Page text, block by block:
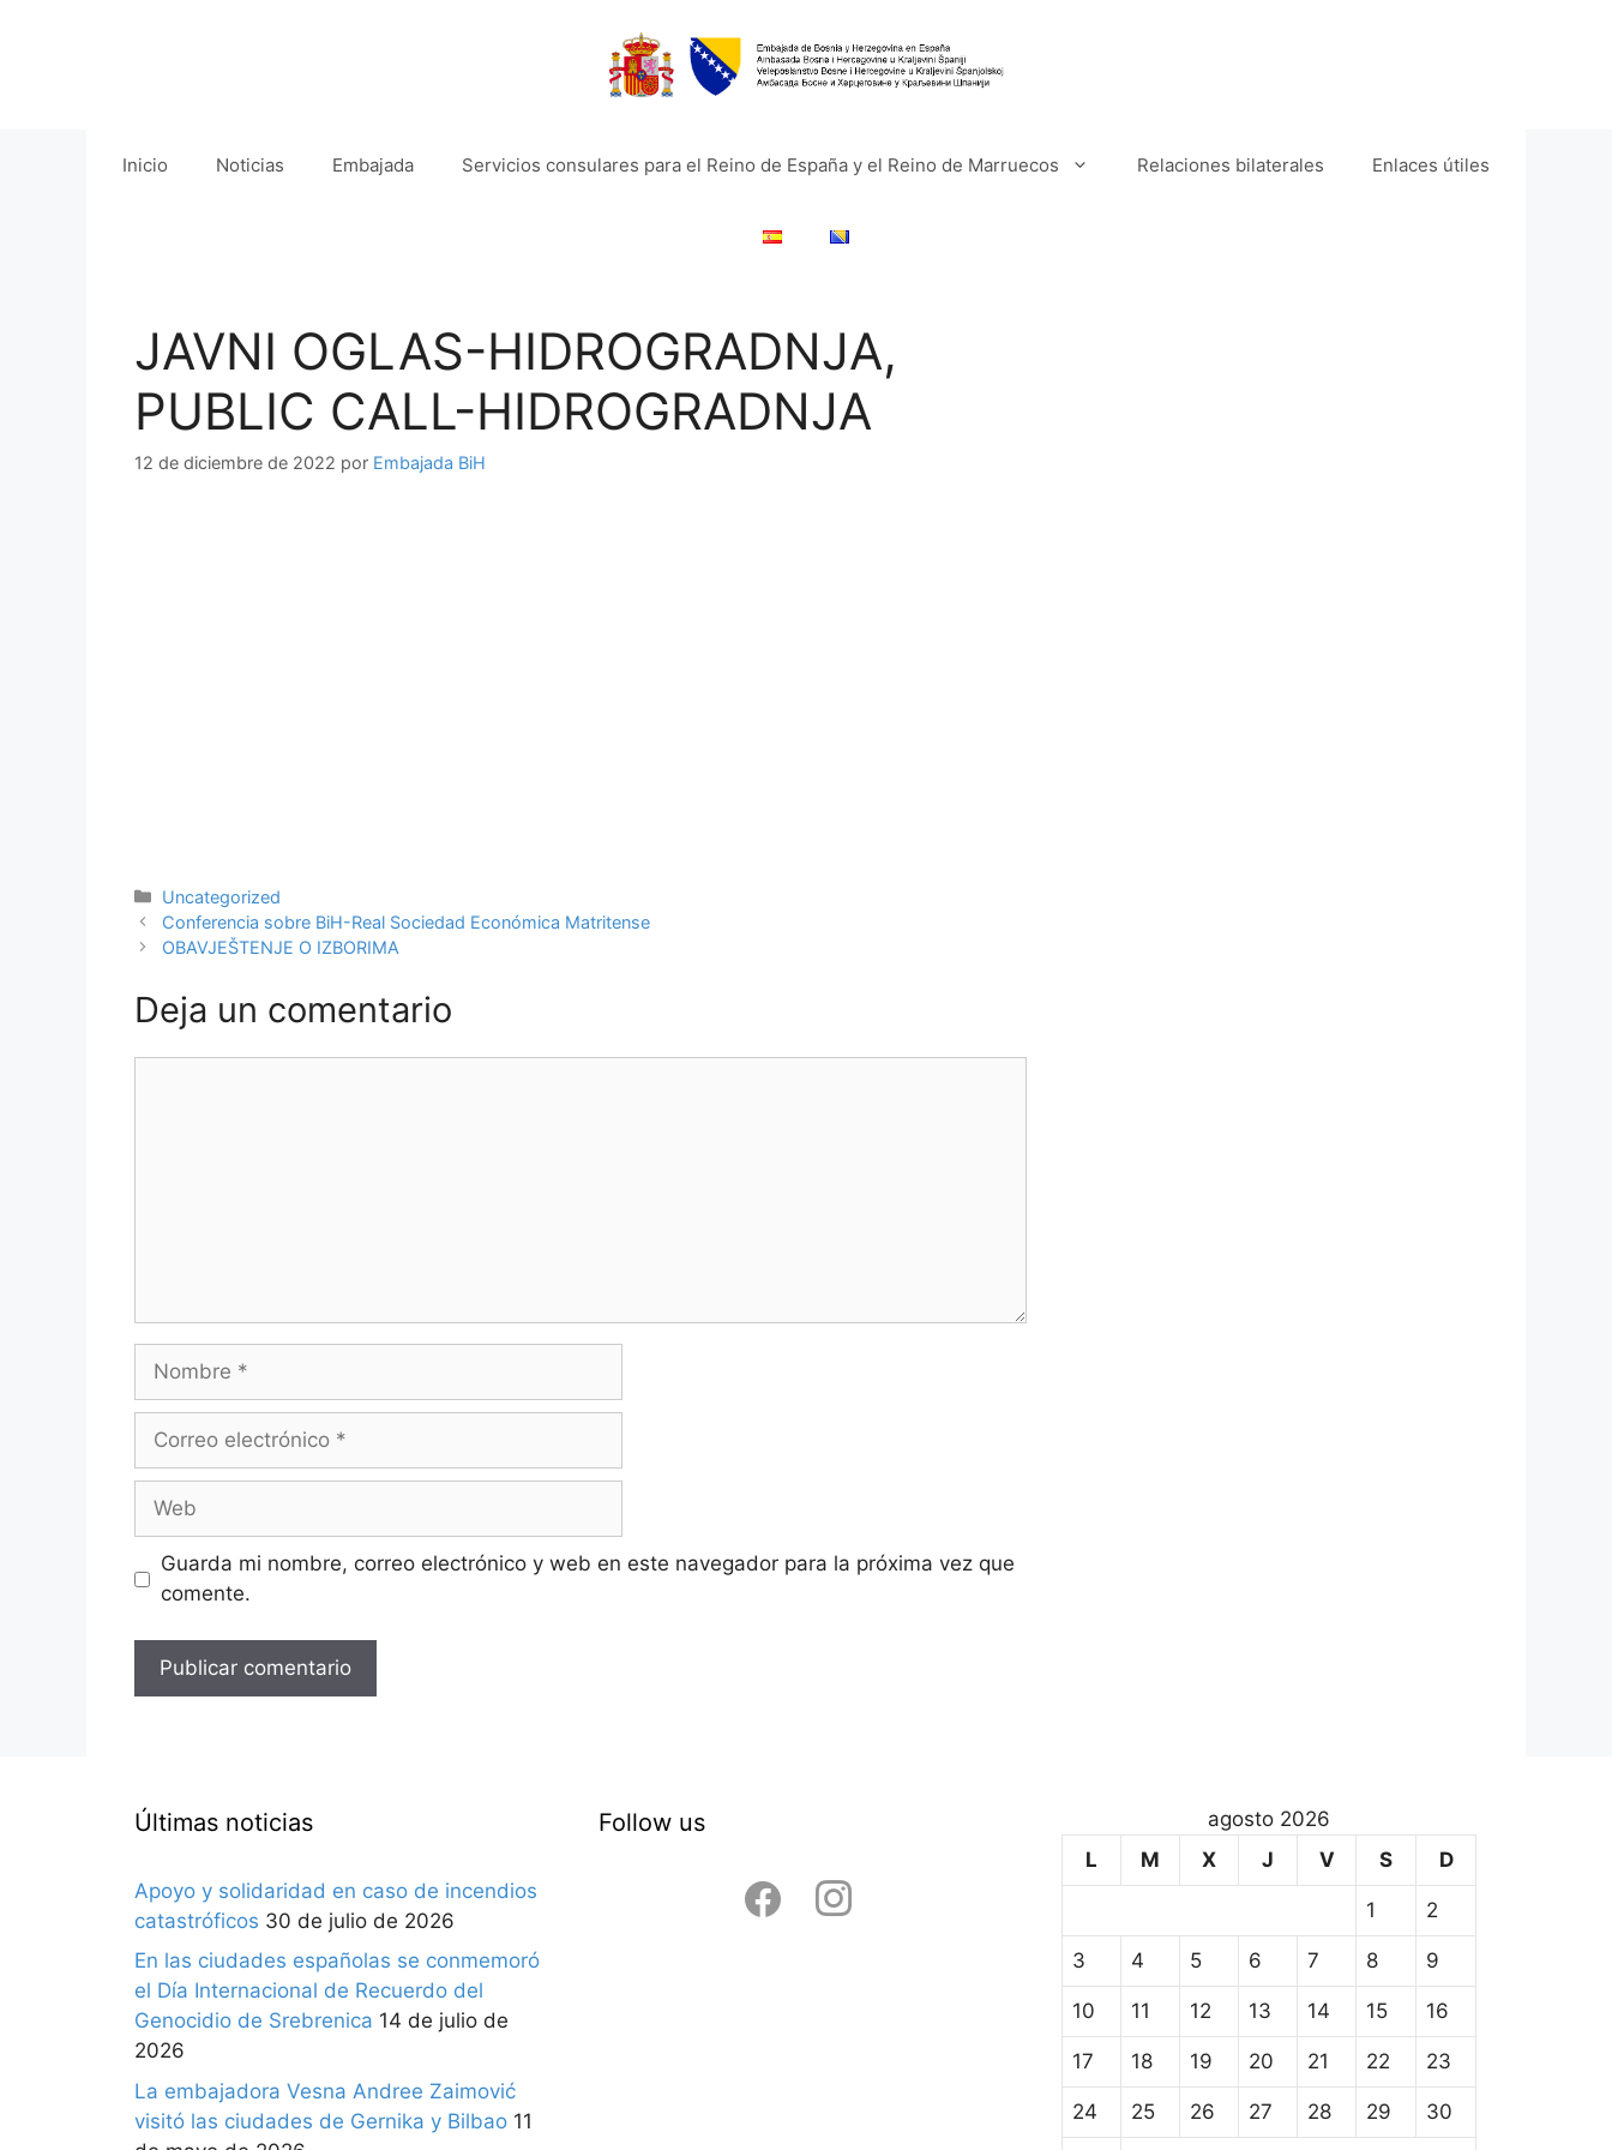
Inicio Noticias Embajada Servicios consulares para el Reino de España y el Reino de Marruecos Relaciones bilaterales Enlaces útiles
JAVNI OGLAS-HIDROGRADNJA,
PUBLIC CALL-HIDROGRADNJA
12 de diciembre de 2022 por Embajada BiH
Categorías
Uncategorized
Conferencia sobre BiH-Real Sociedad Económica Matritense
OBAVJEŠTENJE O IZBORIMA
Deja un comentario
Nombre
Correo
Web
Guarda mi nombre, correo electrónico y web en este navegador para la próxima vez que
comente.
Últimas noticias
Apoyo y solidaridad en caso de incendios
catastróficos 30 de julio de 2026
En las ciudades españolas se conmemoró
el Día Internacional de Recuerdo del
Genocidio de Srebrenica 14 de julio de
2026
La embajadora Vesna Andree Zaimović
visitó las ciudades de Gernika y Bilbao 11
Follow us
facebookinstagram
agosto 2026
L
M X J V S D
1 2
3 4 5 6 7 8 9
10 11 12 13 14 15 16
17 18 19 20 21 22 23
24 25 26 27 28 29 30